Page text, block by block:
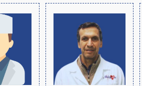
presso l'Azienda
Ospedaliera
Universitaria SS. Antonio
e Biagio e Cesare Arrigo
di Alessandria nel
reparto di Ortopedia e
Traumatologia diretto